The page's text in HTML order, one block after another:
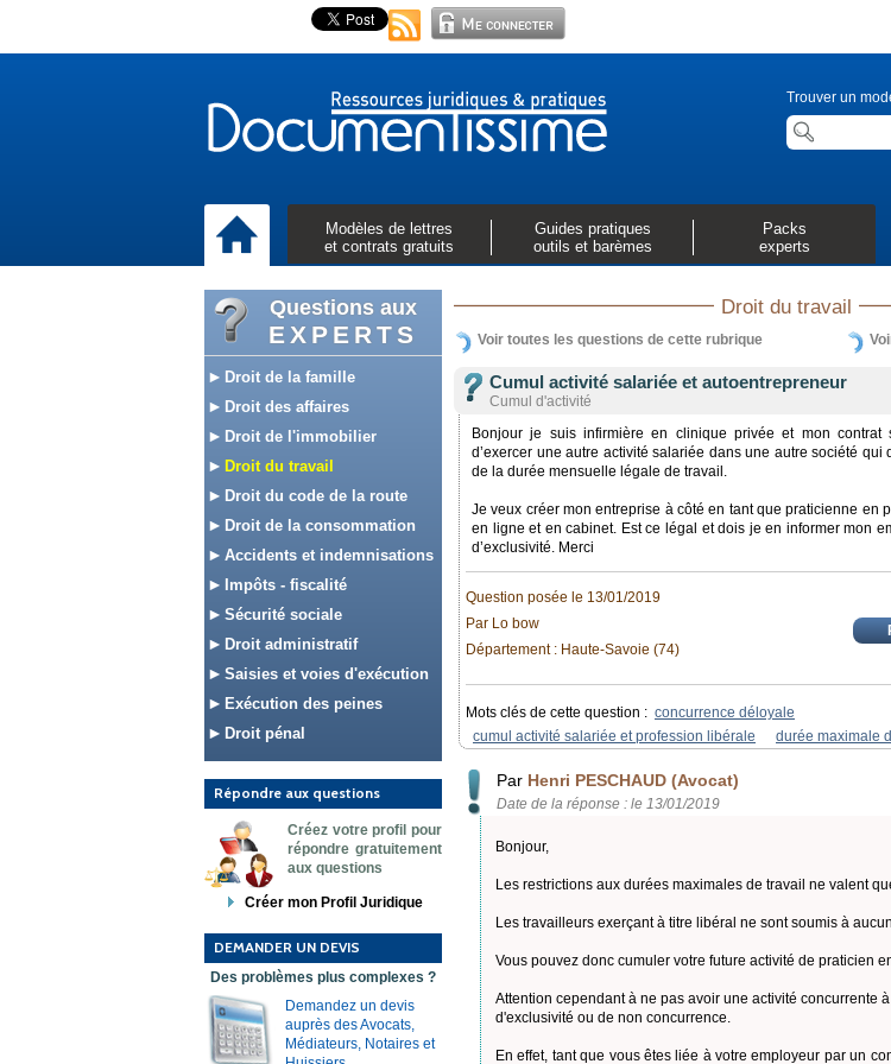
Trouver un
Modèles de lettres
et contrats gratuits
Guides pratiques
outils et barèmes
Packs
experts
Questions aux
EXPERTS
Droit de la famille
Droit des affaires
Droit de l'immobilier
Droit du travail
Droit du code de la route
Droit de la consommation
Accidents et indemnisations
Impôts - fiscalité
Sécurité sociale
Droit administratif
Saisies et voies d'exécution
Exécution des peines
Droit pénal
Répondre aux questions
Créez votre profil pour
répondre gratuitement
aux questions
Créer mon Profil Juridique
DEMANDER UN DEVIS
Des problèmes plus complexes ?
Demandez un devis
auprès des Avocats,
Médiateurs, Notaires et
Droit du travail
Voir toutes les questions de cette rubrique
Cumul activité salariée et autoentrepreneur
Cumul d'activité
Bonjour je suis infirmière en clinique privée et mon
d’exercer une autre activité salariée dans une autre société
de la durée mensuelle légale de travail.
Je veux créer mon entreprise à côté en tant que praticienne en
en ligne et en cabinet. Est ce légal et dois je en informer mon
d’exclusivité. Merci
Question posée le 13/01/2019
Par Lo bow
Département : Haute-Savoie (74)
Mots clés de cette question : concurrence déloyale
cumul activité salariée et profession libérale
durée maximale
Par Henri PESCHAUD (Avocat)
Date de la réponse : le 13/01/2019
Bonjour,
Les restrictions aux durées maximales de travail ne valent
Les travailleurs exerçant à titre libéral ne sont soumis à
Vous pouvez donc cumuler votre future activité de praticien
Attention cependant à ne pas avoir une activité concurrente
d'exclusivité ou de non concurrence.
En effet, tant que vous êtes liée à votre employeur par un